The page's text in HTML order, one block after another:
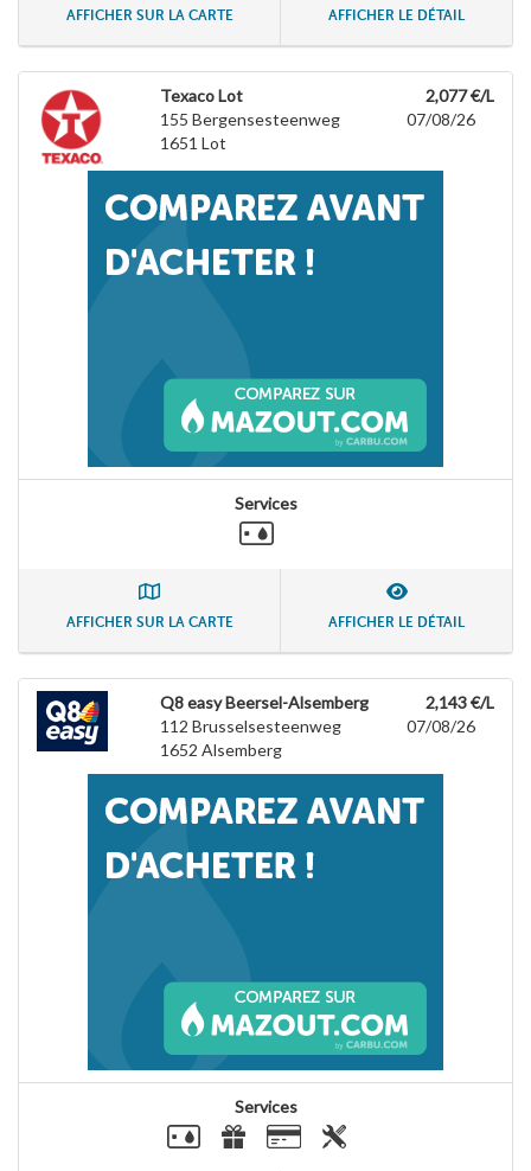
AFFICHER SUR LA CARTE AFFICHER LE DÉTAIL
Texaco Lot
155 Bergensesteenweg
1651 Lot
2,077 €/L
07/08/26
Services
AFFICHER SUR LA CARTE AFFICHER LE DÉTAIL
Q8 easy Beersel-Alsemberg
112 Brusselsesteenweg
1652 Alsemberg
2,143 €/L
07/08/26
Services